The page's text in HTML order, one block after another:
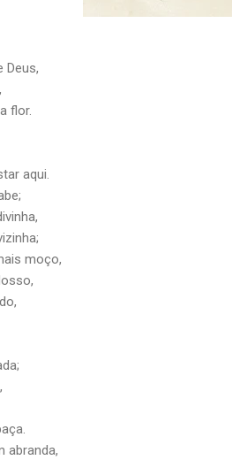
Deus,
flor.
aqui.
moço,
abranda,